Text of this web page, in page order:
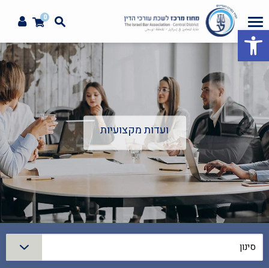
פתח סרגל נגישות
0
ועדות מקצועיות
סינון
סינון